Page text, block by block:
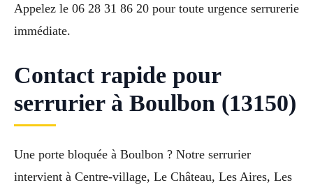
Appelez le 06 28 31 86 20 pour toute urgence serrurerie
immédiate.
Contact rapide pour
serrurier à Boulbon (13150)
Une porte bloquée à Boulbon ? Notre serrurier
intervient à Centre-village, Le Château, Les Aires, Les